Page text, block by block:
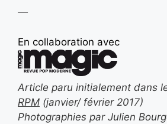
—
En collaboration avec
Article paru initialement dans
RPM (janvier/ février 2017)
Photographies par Julien